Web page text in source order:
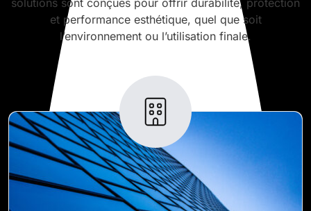
et performance esthétique, quel que soit
l’environnement ou l’utilisation finale.